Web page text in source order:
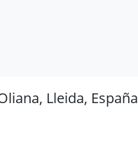
Lleida, España